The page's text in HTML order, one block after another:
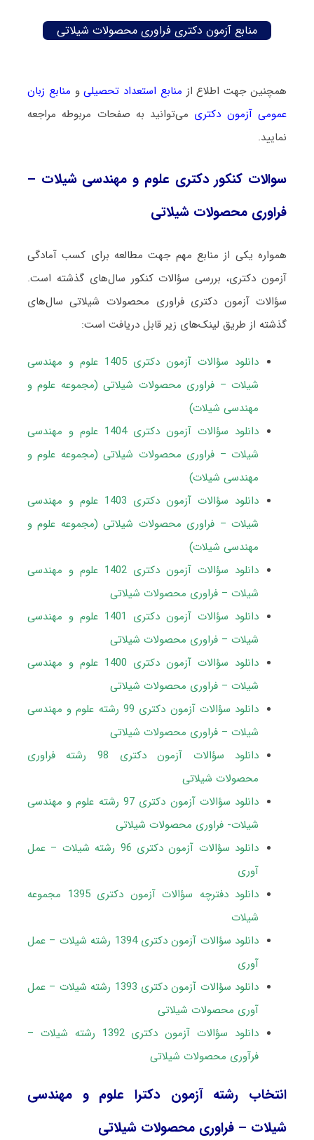
منابع آزمون دکتری فراوری محصولات شیلاتی
همچنین جهت اطلاع از منابع استعداد تحصیلیو منابع زبان
عمومی آزمون دکتری می‌توانید به صفحات مربوطه مراجعه
نمایید.
سوالات کنکور دکتری علوم و مهندسی شیلات –
فراوری محصولات شیلاتی
همواره یکی از منابع مهم جهت مطالعه برای کسب آمادگی
آزمون دکتری، بررسی سؤالات کنکور سال‌های گذشته است.
سؤالات آزمون دکتری فراوری محصولات شیلاتی سال‌های
گذشته از طریق لینک‌های زیر قابل دریافت است:
دانلود سؤالات آزمون دکتری 1405 علوم و مهندسی
شیلات – فراوری محصولات شیلاتی (مجموعه علوم و
مهندسی شیلات)
دانلود سؤالات آزمون دکتری 1404 علوم و مهندسی
شیلات – فراوری محصولات شیلاتی (مجموعه علوم و
مهندسی شیلات)
دانلود سؤالات آزمون دکتری 1403 علوم و مهندسی
شیلات – فراوری محصولات شیلاتی (مجموعه علوم و
مهندسی شیلات)
دانلود سؤالات آزمون دکتری 1402 علوم و مهندسی
شیلات – فراوری محصولات شیلاتی
دانلود سؤالات آزمون دکتری 1401 علوم و مهندسی
شیلات – فراوری محصولات شیلاتی
دانلود سؤالات آزمون دکتری 1400 علوم و مهندسی
شیلات – فراوری محصولات شیلاتی
دانلود سؤالات آزمون دکتری 99 رشته علوم و مهندسی
شیلات – فراوری محصولات شیلاتی
دانلود سؤالات آزمون دکتری 98 رشته فراوری
محصولات شیلاتی
دانلود سؤالات آزمون دکتری 97 رشته علوم و مهندسی
شیلات- فراوری محصولات شیلاتی
دانلود سؤالات آزمون دکتری 96 رشته شیلات – عمل
آوری
دانلود دفترچه سؤالات آزمون دکتری 1395 مجموعه
شیلات
دانلود سؤالات آزمون دکتری 1394 رشته شیلات – عمل
آوری
دانلود سؤالات آزمون دکتری 1393 رشته شیلات – عمل
آوری محصولات شیلاتی
دانلود سؤالات آزمون دکتری 1392 رشته شیلات –
فرآوری محصولات شیلاتی
انتخاب رشته آزمون دکترا علوم و مهندسی
شیلات – فراوری محصولات شیلاتی